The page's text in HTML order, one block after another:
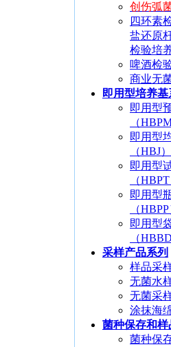
创伤弧
四环素
盐还原
检验培
啤酒检
商业无
即用型培养基
即用型
（HBPM
即用型
（HBJ）
即用型
（HBPT
即用型
（HBPP
即用型
（HBBD
采样产品系列
样品采
无菌水
无菌采
涂抹海
菌种保存和
菌种保